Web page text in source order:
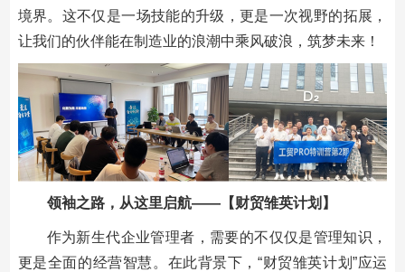
境界。这不仅是一场技能的升级，更是一次视野的拓展，
让我们的伙伴能在制造业的浪潮中乘风破浪，筑梦未来！
领袖之路，从这里启航——【财贸雏英计划】
作为新生代企业管理者，需要的不仅仅是管理知识，
更是全面的经营智慧。在此背景下，“财贸雏英计划”应运